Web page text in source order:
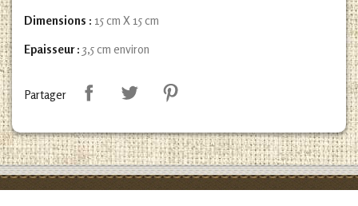
Dimensions : 15 cm X 15 cm
Epaisseur : 3,5 cm environ
Partager